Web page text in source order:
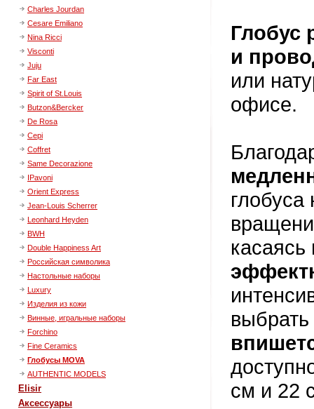
Charles Jourdan
Cesare Emiliano
Nina Ricci
Visconti
Juju
Far East
Spirit of St.Louis
Butzon&Bercker
De Rosa
Cepi
Coffret
Same Decorazione
IPavoni
Orient Express
Jean-Louis Scherrer
Leonhard Heyden
BWH
Double Happiness Art
Российская символика
Настольные наборы
Luxury
Изделия из кожи
Винные, игральные наборы
Forchino
Fine Ceramics
Глобусы MOVA
AUTHENTIC MODELS
Elisir
Аксессуары
Глобус
и
или
офисе.
касаясь
см и 22